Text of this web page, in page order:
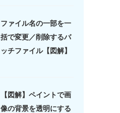
ファイル名の一部を一
括で変更／削除するバ
ッチファイル【図解】
【図解】ペイントで画
像の背景を透明にする